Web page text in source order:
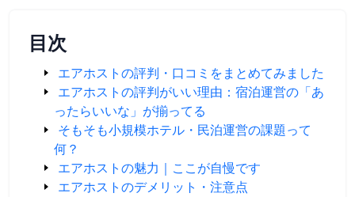
目次
エアホストの評判・口コミをまとめてみました
エアホストの評判がいい理由：宿泊運営の「あ
ったらいいな」が揃ってる
そもそも小規模ホテル・民泊運営の課題って
何？
エアホストの魅力｜ここが自慢です
エアホストのデメリット・注意点